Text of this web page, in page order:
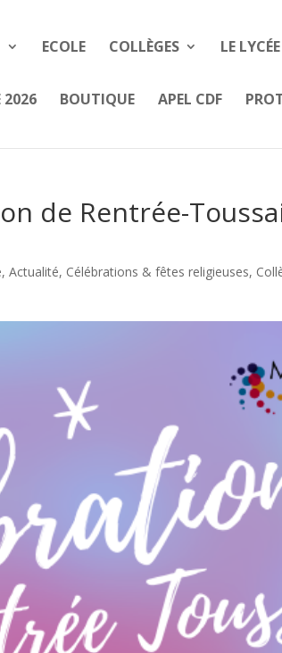
ECOLE COLLÈGES LE
2026 BOUTIQUE APEL CDF
de Rentrée-
,Actualité, Célébrations & fêtes religieuses,